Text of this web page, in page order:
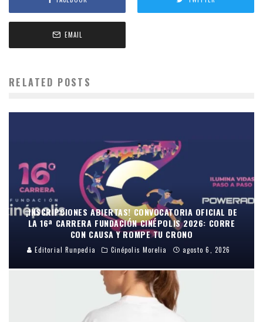
EMAIL
RELATED POSTS
¡INSCRIPCIONES ABIERTAS! CONVOCATORIA OFICIAL DE
LA 16ª CARRERA FUNDACIÓN CINÉPOLIS 2026: CORRE
CON CAUSA Y ROMPE TU CRONO
Editorial Runpedia Cinépolis Morelia agosto 6, 2026